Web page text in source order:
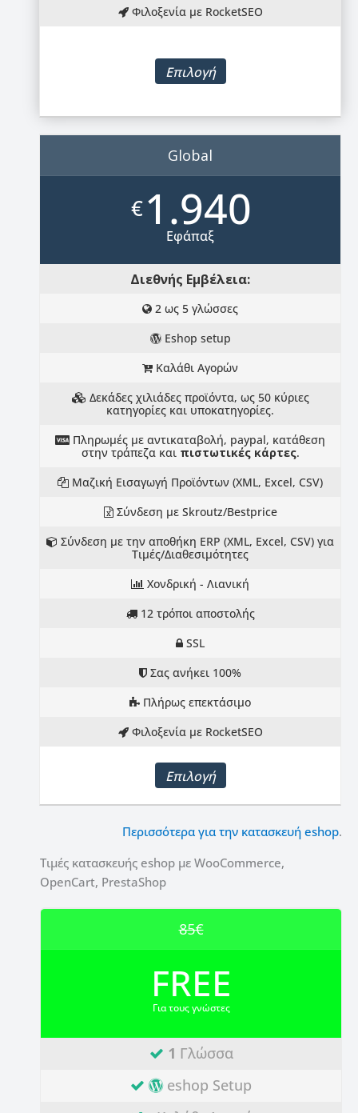
Φιλοξενία με RocketSEO
Επιλογή
Global
€1.940
Εφάπαξ
Διεθνής Εμβέλεια:
2 ως 5 γλώσσες
Eshop setup
Καλάθι Αγορών
Δεκάδες χιλιάδες προϊόντα, ως 50 κύριες
κατηγορίες και υποκατηγορίες.
Πληρωμές με αντικαταβολή, paypal, κατάθεση
στην τράπεζα και πιστωτικές κάρτες.
Μαζική Εισαγωγή Προϊόντων (XML, Excel, CSV)
Σύνδεση με Skroutz/Bestprice
Σύνδεση με την αποθήκη ERP (XML, Excel, CSV) για
Τιμές/Διαθεσιμότητες
Χονδρική - Λιανική
12 τρόποι αποστολής
SSL
Σας ανήκει 100%
Πλήρως επεκτάσιμο
Φιλοξενία με RocketSEO
Επιλογή
Περισσότερα για την κατασκευή eshop.
Τιμές κατασκευής eshop με WooCommerce,
OpenCart, PrestaShop
85€
FREE
Για τους γνώστες
1 Γλώσσα
eshop Setup